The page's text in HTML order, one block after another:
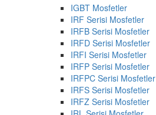
IGBT Mosfetler
IRF Serisi Mosfetler
IRFB Serisi Mosfetler
IRFD Serisi Mosfetler
IRFI Serisi Mosfetler
IRFP Serisi Mosfetler
IRFPC Serisi Mosfetler
IRFS Serisi Mosfetler
IRFZ Serisi Mosfetler